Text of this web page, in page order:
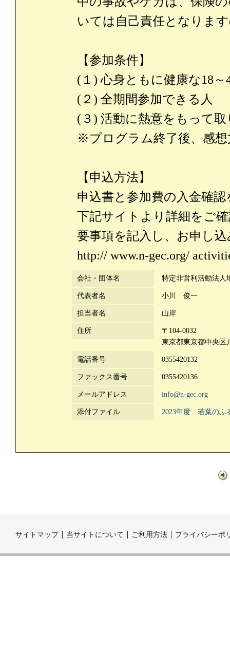
いては自己責任となりま
【参加条件】
(１) 心身ともに健康な18～
(２) 全期間参加できる人
(３) 活動に熱意をもって
※プログラム終了後、感
【申込方法】
申込書と参加費の入金確
下記サイトより詳細をご
要事項を記入し、お申し
http:// www.n-gec.org/
会社・団体名 特定非営利活動法人
代表者名 小川 俊一
担当者名 山岸
住所
〒104-0032
東京都東京都中央
電話番号 0355420132
ファックス番号 0355420136
メールアドレス info@n-gec.org
添付ファイル 2023年度 若葉のふ
サイトマップ 当サイトについて ご利用方法 プライバシーポ